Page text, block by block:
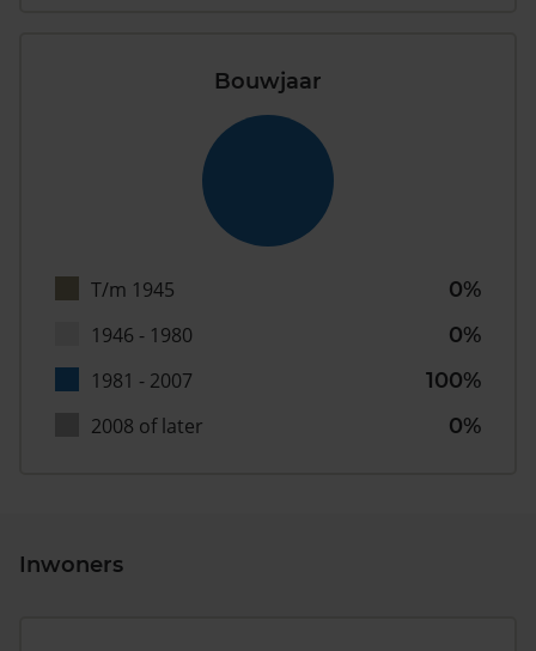
Bouwjaar
T/m 1945
0%
1946 - 1980
0%
1981 - 2007
100%
2008 of later
0%
Inwoners